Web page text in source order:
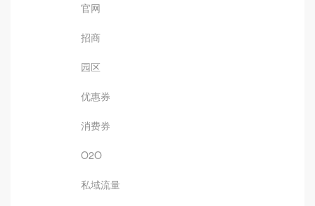
官网
招商
园区
优惠券
消费券
O2O
私域流量